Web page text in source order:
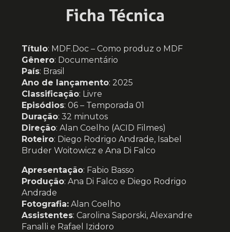
Ficha Técnica
Título: MDF.Doc – Como produz o MDF
Gênero: Documentário
País: Brasil
Ano de lançamento: 2025
Classificação: Livre
Episódios: 06 – Temporada 01
Duração: 32 minutos
Direção: Alan Coelho (ACID Filmes)
Roteiro: Diego Rodrigo Andrade, Isabel
Bruder Woitowicz e Ana Di Falco
Apresentação: Fabio Basso
Produção: Ana Di Falco e Diego Rodrigo
Andrade
Fotografia: Alan Coelho
Assistentes: Carolina Saporski, Alexandre
Fanalli e Rafael Izidoro